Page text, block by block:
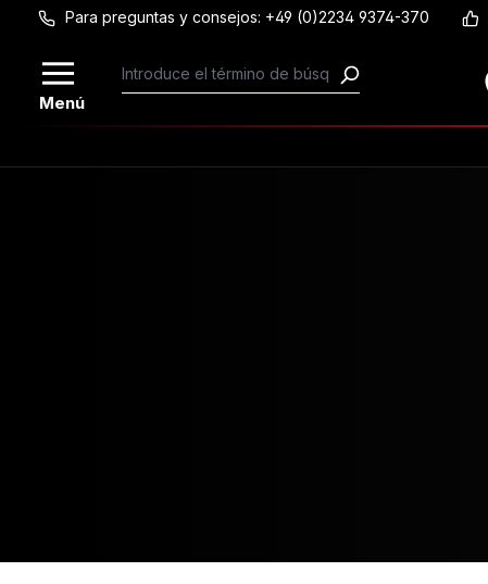
Saltar al contenido principal
Para preguntas y consejos: +49 (0)2234 9374-370
Menú